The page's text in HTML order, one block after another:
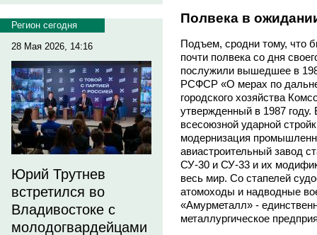
Регион сегодня
28 Мая 2026, 14:16
Юрий Трутнев
встретился во
Владивостоке с
молодогвардейцами
Полвека в
Подъем, сродни тому, что
почти полвека со дня
послужили вышедшее в
РСФСР «О мерах по
городского хозяйства
утвержденный в 1987 году.
всесоюзной ударной
модернизация
авиастроительный завод
СУ-30 и СУ-33 и их
весь мир. Со стапелей
атомоходы и надводные
«Амурметалл» -
металлургическое